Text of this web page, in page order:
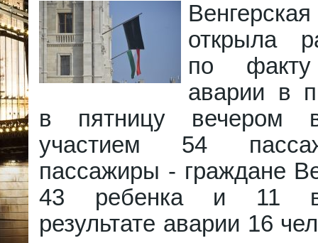
открыла
по факту
аварии в
в пятницу вечером
участием 54
пассажиры - граждане
43 ребенка и 11
результате аварии 16